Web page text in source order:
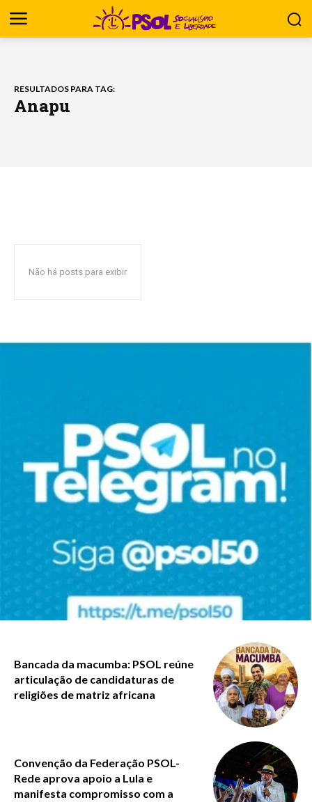
RESULTADOS PARA TAG:
Anapu
Não há posts para exibir
Bancada da macumba: PSOL reúne
articulação de candidaturas de
religiões de matriz africana
Convenção da Federação PSOL-
Rede aprova apoio a Lula e
manifesta compromisso com a